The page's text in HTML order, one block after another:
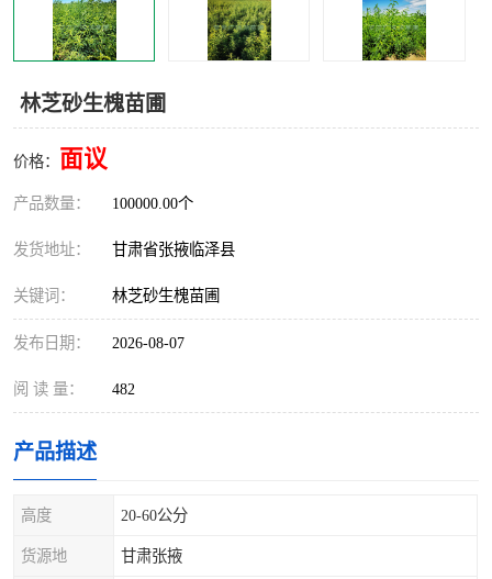
林芝砂生槐苗圃
价格： 面议
产品数量： 100000.00个
发货地址： 甘肃省张掖临泽县
关键词： 林芝砂生槐苗圃
发布日期： 2026-08-07
阅 读 量： 482
产品描述
高度 20-60公分
货源地 甘肃张掖